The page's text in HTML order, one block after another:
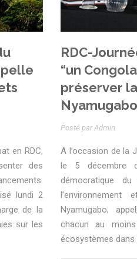
en RDC,
des
lundi 2
de la
sur les
RDC-
“un
préserver
Posté par Admin
A l’occasion de la
le 5 décembre
démocratique
l’environnement
Nyamugabo,
chacun au
écosystèmes dans